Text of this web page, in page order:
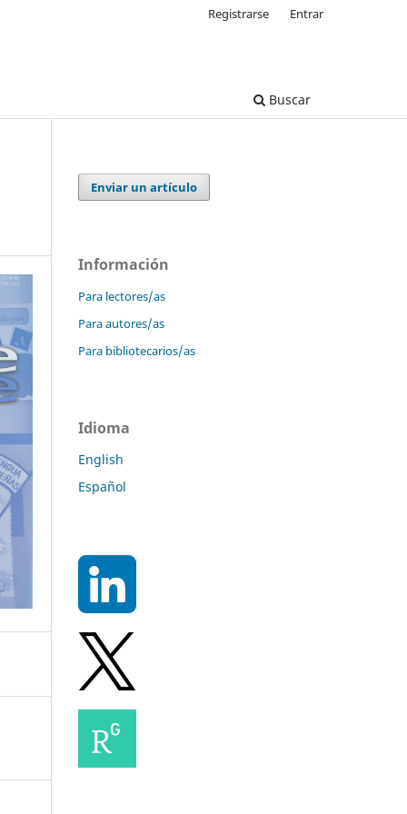
Buscar
Registrarse Entrar
Enviar un artículo
Información
Para lectores/as
Para autores/as
Para bibliotecarios/as
Idioma
English
Español